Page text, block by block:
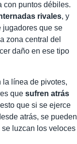
con puntos débiles.
rivales, y
jugadores que se
zona central del
daño en ese tipo
la línea de pivotes,
quesufren atrás
que si se ejerce
atrás, se pueden
luzcan los veloces